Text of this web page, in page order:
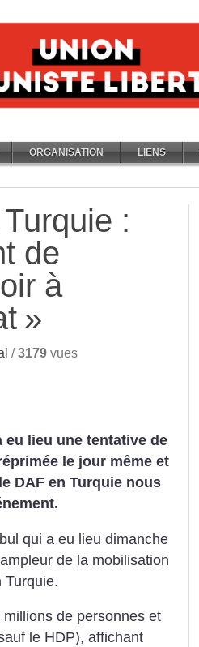
ORGANISATION LIENS
:
de
à
»
/3179 vues
eu lieu une tentative de
le jour même et
DAF en Turquie nous
qui a eu lieu dimanche
de la mobilisation
Turquie.
de personnes et
le HDP), affichant